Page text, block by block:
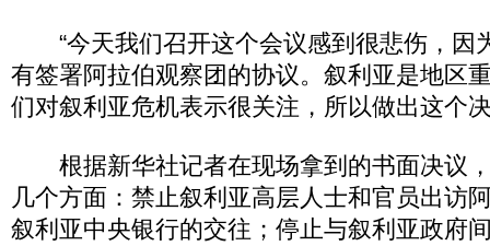
“今天我们召开这个会议感到很悲伤，因
有签署阿拉伯观察团的协议。叙利亚是地区
们对叙利亚危机表示很关注，所以做出这个
根据新华社记者在现场拿到的书面决议
几个方面：禁止叙利亚高层人士和官员出访
叙利亚中央银行的交往；停止与叙利亚政府